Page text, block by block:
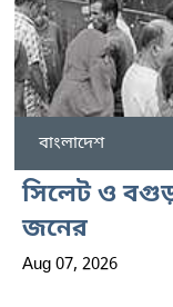
বাংলাদেশ
সিলেট ও
জনের
Aug 07, 2026